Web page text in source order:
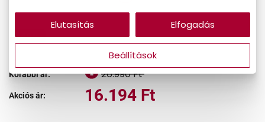
-40%
Korábbi ár: 26.990 Ft
Akciós ár: 16.194 Ft
Beállítások
Elutasítás Elfogadás